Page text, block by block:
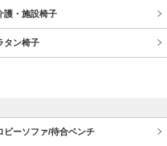
護・施設椅子
タン椅子
ビーソファ/待合ベンチ